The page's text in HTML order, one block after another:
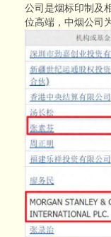
公司是烟标印制及
位高端，中烟公司